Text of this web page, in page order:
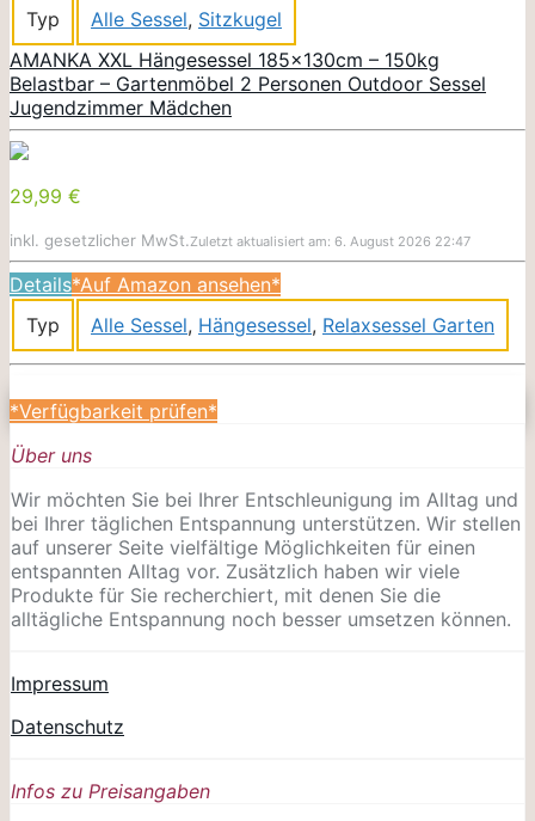
Typ
Alle Sessel, Sitzkugel
AMANKA XXL Hängesessel 185x130cm – 150kg
Belastbar – Gartenmöbel 2 Personen Outdoor Sessel
Jugendzimmer Mädchen
29,99 €
inkl. gesetzlicher MwSt.Zuletzt aktualisiert am: 6. August 2026 22:47
Details*Auf Amazon ansehen*
Typ
Alle Sessel, Hängesessel, Relaxsessel Garten
*Verfügbarkeit prüfen*
Über uns
Wir möchten Sie bei Ihrer Entschleunigung im Alltag und
bei Ihrer täglichen Entspannung unterstützen. Wir stellen
auf unserer Seite vielfältige Möglichkeiten für einen
entspannten Alltag vor. Zusätzlich haben wir viele
Produkte für Sie recherchiert, mit denen Sie die
alltägliche Entspannung noch besser umsetzen können.
Impressum
Datenschutz
Infos zu Preisangaben